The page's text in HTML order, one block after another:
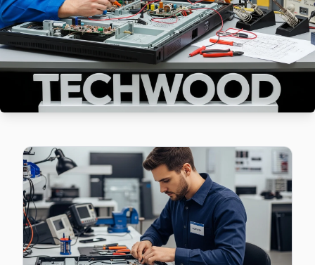
Bağcılar'da Fatih bölgesi dahil tüm hizmet alanımızda
Techwood Servis Merkezi →
Fevzi Çakmak Techwood Servis
Bağcılar'da Fevzi Çakmak bölgesindeki Techwood
Techwood Servis Merkezi →
Bağcılar'da Göztepe bölgesi dahil tüm hizmet
Bağcılar TV Servis Merkezi →
Güneşli Techwood Servis
Güneşli'deki Techwood TV kullanıcılarına ikinci el cihaz
Güneşli Techwood Açılmıyor Arıza →